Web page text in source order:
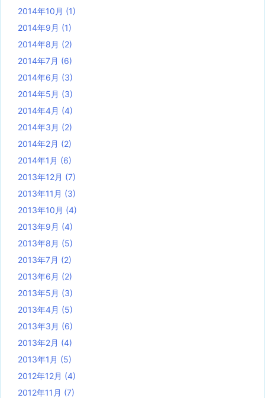
2014年10月 (1)
2014年9月 (1)
2014年8月 (2)
2014年7月 (6)
2014年6月 (3)
2014年5月 (3)
2014年4月 (4)
2014年3月 (2)
2014年2月 (2)
2014年1月 (6)
2013年12月 (7)
2013年11月 (3)
2013年10月 (4)
2013年9月 (4)
2013年8月 (5)
2013年7月 (2)
2013年6月 (2)
2013年5月 (3)
2013年4月 (5)
2013年3月 (6)
2013年2月 (4)
2013年1月 (5)
2012年12月 (4)
2012年11月 (7)